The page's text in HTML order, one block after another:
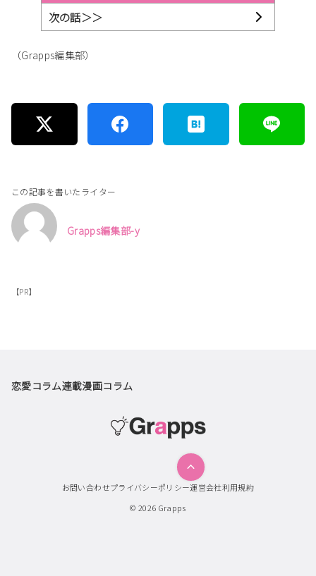
次の話＞＞
（Grapps編集部）
この記事を書いたライター
Grapps編集部-y
【PR】
恋愛コラム連載漫画コラム
お問い合わせプライバシーポリシー運営会社利用規約
© 2026 Grapps